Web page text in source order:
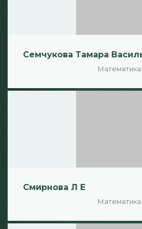
Семчукова Тамара
Математика
Смирнова Л Е
Математика